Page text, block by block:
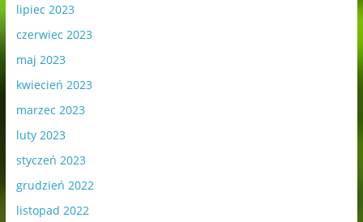
lipiec 2023
czerwiec 2023
maj 2023
kwiecień 2023
marzec 2023
luty 2023
styczeń 2023
grudzień 2022
listopad 2022